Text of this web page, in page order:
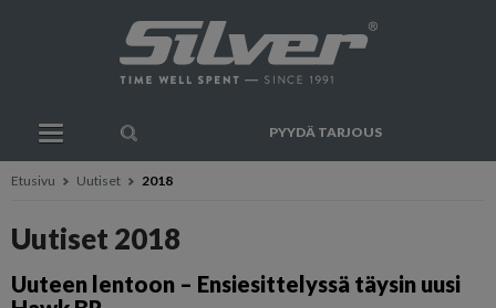
PYYDÄ TARJOUS
Etusivu Uutiset 2018
Uutiset 2018
Uuteen lentoon – Ensiesittelyssä täysin uusi